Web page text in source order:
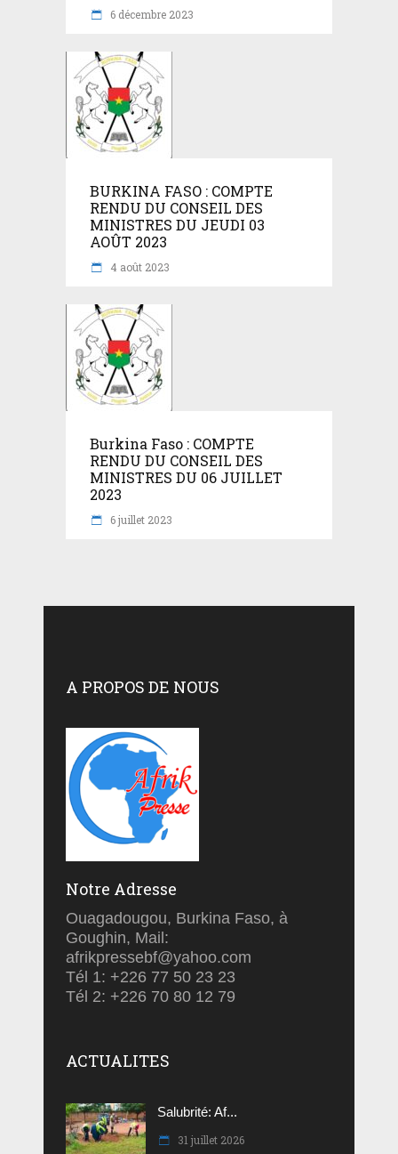
6 décembre 2023
BURKINA FASO : COMPTE
RENDU DU CONSEIL DES
MINISTRES DU JEUDI 03
AOÛT 2023
4 août 2023
Burkina Faso : COMPTE
RENDU DU CONSEIL DES
MINISTRES DU 06 JUILLET
2023
6 juillet 2023
A PROPOS DE NOUS
Notre Adresse
Ouagadougou, Burkina Faso, à
Goughin, Mail:
afrikpressebf@yahoo.com
Tél 1: +226 77 50 23 23
Tél 2: +226 70 80 12 79
ACTUALITES
Salubrité: Af...
31 juillet 2026